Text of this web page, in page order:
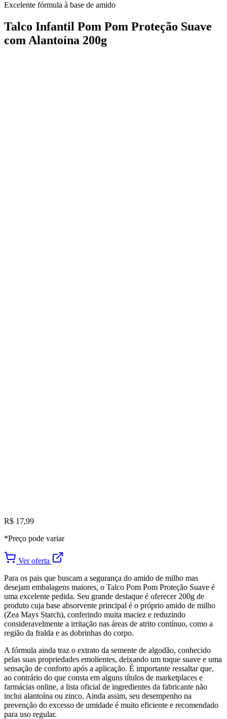
Excelente fórmula à base de amido
Talco Infantil Pom Pom Proteção Suave
com Alantoína 200g
R$ 17,99
*Preço pode variar
Ver oferta
Para os pais que buscam a segurança do amido de milho mas
desejam embalagens maiores, o Talco Pom Pom Proteção Suave é
uma excelente pedida. Seu grande destaque é oferecer 200g de
produto cuja base absorvente principal é o próprio amido de milho
(Zea Mays Starch), conferindo muita maciez e reduzindo
consideravelmente a irritação nas áreas de atrito contínuo, como a
região da fralda e as dobrinhas do corpo.
A fórmula ainda traz o extrato da semente de algodão, conhecido
pelas suas propriedades emolientes, deixando um toque suave e uma
sensação de conforto após a aplicação. É importante ressaltar que,
ao contrário do que consta em alguns títulos de marketplaces e
farmácias online, a lista oficial de ingredientes da fabricante não
inclui alantoína ou zinco. Ainda assim, seu desempenho na
prevenção do excesso de umidade é muito eficiente e recomendado
para uso regular.